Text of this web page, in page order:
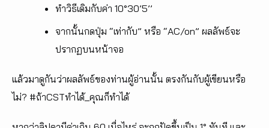
ทำวิธีเดิมกับค่า 10°30’5’’
จากนั้นกดปุ่ม “เท่ากับ” หรือ “AC/on” ผลลัพธ์จะ
ปรากฏบนหน้าจอ
แล้วมาดูกันว่าผลลัพธ์ของท่านผู้อ่านนั้น ตรงกันกับผู้เขียนหรือ
ไม่? #ถ้าCSTทำได้_คุณก็ทำได้